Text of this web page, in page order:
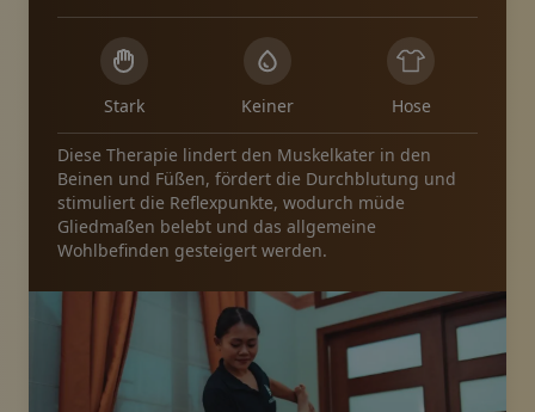
Stark Keiner Hose
Diese Therapie lindert den Muskelkater in den
Beinen und Füßen, fördert die Durchblutung und
stimuliert die Reflexpunkte, wodurch müde
Gliedmaßen belebt und das allgemeine
Wohlbefinden gesteigert werden.